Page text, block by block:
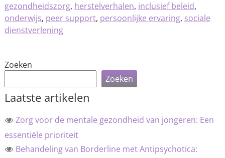
gezondheidszorg, herstelverhalen, inclusief beleid,
onderwijs, peer support, persoonlijke ervaring, sociale
dienstverlening
Zoeken
Zoeken
Laatste artikelen
Zorg voor de mentale gezondheid van jongeren: Een
essentiële prioriteit
Behandeling van Borderline met Antipsychotica: